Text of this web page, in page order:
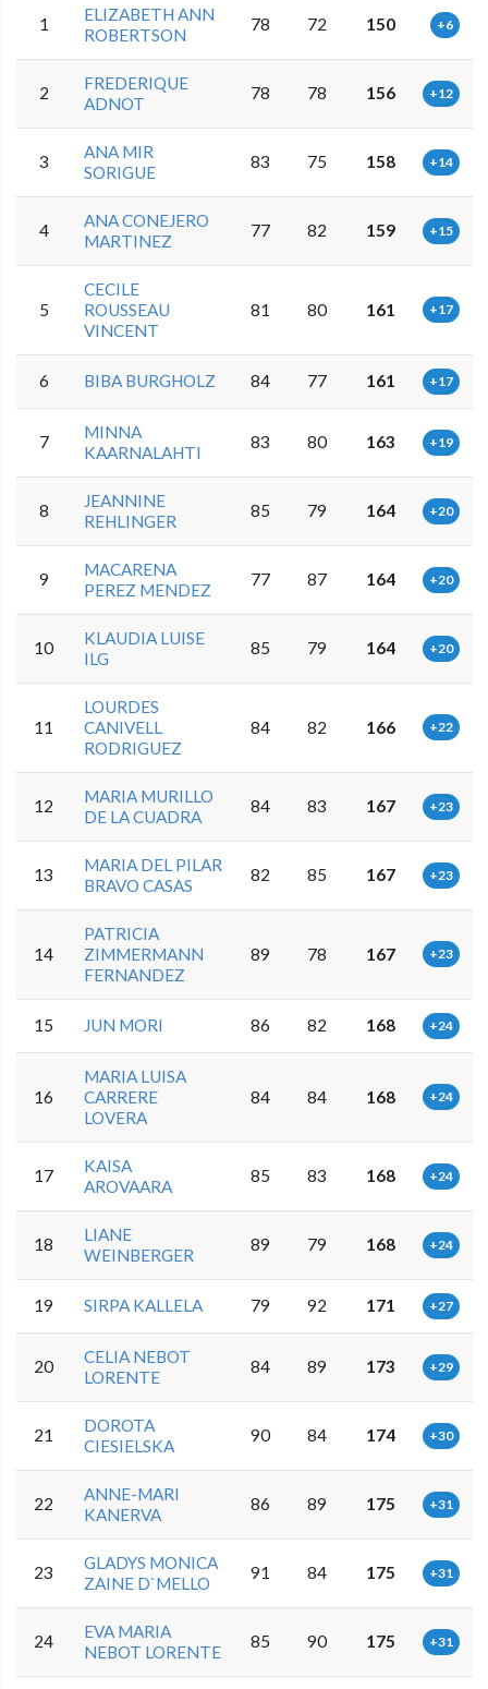
1
ELIZABETH ANN
ROBERTSON
78 72 150 +6
2
FREDERIQUE
ADNOT
78 78 156 +12
3
ANA MIR
SORIGUE
83 75 158 +14
4
ANA CONEJERO
MARTINEZ
77 82 159 +15
5
CECILE
ROUSSEAU
VINCENT
81 80 161 +17
6 BIBA BURGHOLZ 84 77 161 +17
7
MINNA
KAARNALAHTI
83 80 163 +19
8
JEANNINE
REHLINGER
85 79 164 +20
9
MACARENA
PEREZ MENDEZ
77 87 164 +20
10
KLAUDIA LUISE
ILG
85 79 164 +20
11
LOURDES
CANIVELL
RODRIGUEZ
84 82 166 +22
12
MARIA MURILLO
DE LA CUADRA
84 83 167 +23
13
MARIA DEL PILAR
BRAVO CASAS
82 85 167 +23
14
PATRICIA
ZIMMERMANN
FERNANDEZ
89 78 167 +23
15 JUN MORI 86 82 168 +24
16
MARIA LUISA
CARRERE
LOVERA
84 84 168 +24
17
KAISA
AROVAARA
85 83 168 +24
18
LIANE
WEINBERGER
89 79 168 +24
19 SIRPA KALLELA 79 92 171 +27
20
CELIA NEBOT
LORENTE
84 89 173 +29
21
DOROTA
CIESIELSKA
90 84 174 +30
22
ANNE-MARI
KANERVA
86 89 175 +31
23
GLADYS MONICA
ZAINE D`MELLO
91 84 175 +31
24
EVA MARIA
NEBOT LORENTE
85 90 175 +31